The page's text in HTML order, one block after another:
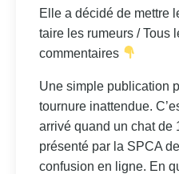
Elle a décidé de mettre
taire les rumeurs / Tous
commentaires
Une simple publication
tournure inattendue.
arrivé quand un chat de
présenté par la SPCA
confusion en ligne. En